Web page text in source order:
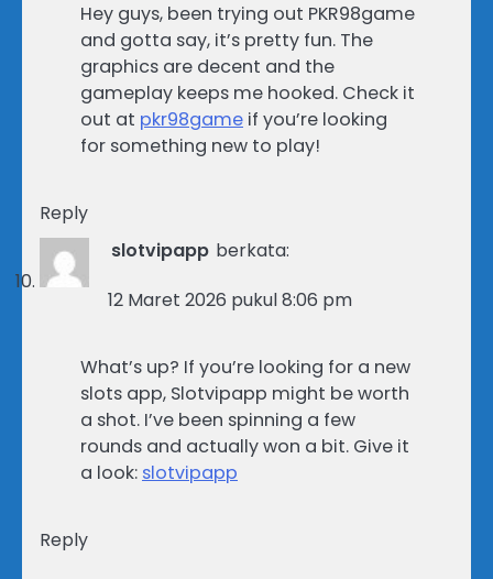
Hey guys, been trying out PKR98game
and gotta say, it’s pretty fun. The
graphics are decent and the
gameplay keeps me hooked. Check it
out at pkr98game if you’re looking
for something new to play!
Reply
slotvipapp berkata:
12 Maret 2026 pukul 8:06 pm
What’s up? If you’re looking for a new
slots app, Slotvipapp might be worth
a shot. I’ve been spinning a few
rounds and actually won a bit. Give it
a look: slotvipapp
Reply